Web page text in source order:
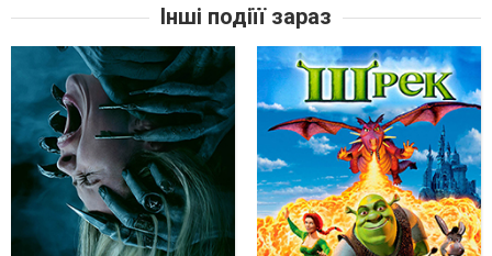
Інші подіїї зараз